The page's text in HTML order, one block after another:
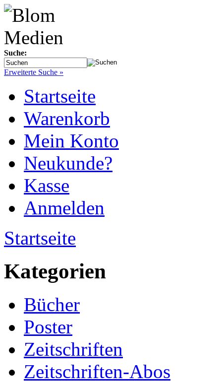
Suche:
Erweiterte Suche »
Startseite
Warenkorb
Mein Konto
Neukunde?
Kasse
Anmelden
Startseite
Kategorien
Bücher
Poster
Zeitschriften
Zeitschriften-Abos